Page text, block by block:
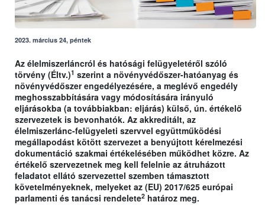
2023. március 24, péntek
Az élelmiszerláncról és hatósági felügyeletéről szóló
törvény (Éltv.)1 szerint a növényvédőszer-hatóanyag és
növényvédőszer engedélyezésére, a meglévő engedély
meghosszabbítására vagy módosítására irányuló
eljárásokba (a továbbiakban: eljárás) külső, ún. értékelő
szervezetek is bevonhatók. Az akkreditált, az
élelmiszerlánc-felügyeleti szervvel együttműködési
megállapodást kötött szervezet a benyújtott kérelmezési
dokumentáció szakmai értékelésében működhet közre. Az
értékelő szervezetnek meg kell felelnie az átruházott
feladatot ellátó szervezettel szemben támasztott
követelményeknek, melyeket az (EU) 2017/625 európai
parlamenti és tanácsi rendelete2 határoz meg.